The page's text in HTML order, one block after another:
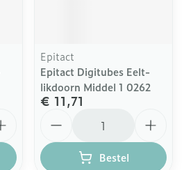
Epitact
Epitact Digitubes Eelt-
likdoorn Middel 1 0262
€ 11,71
Bestel